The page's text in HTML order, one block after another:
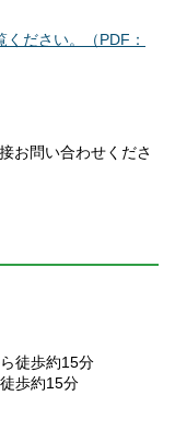
ださい。（PDF：
お問い合わせくださ
徒歩約15分
歩約15分